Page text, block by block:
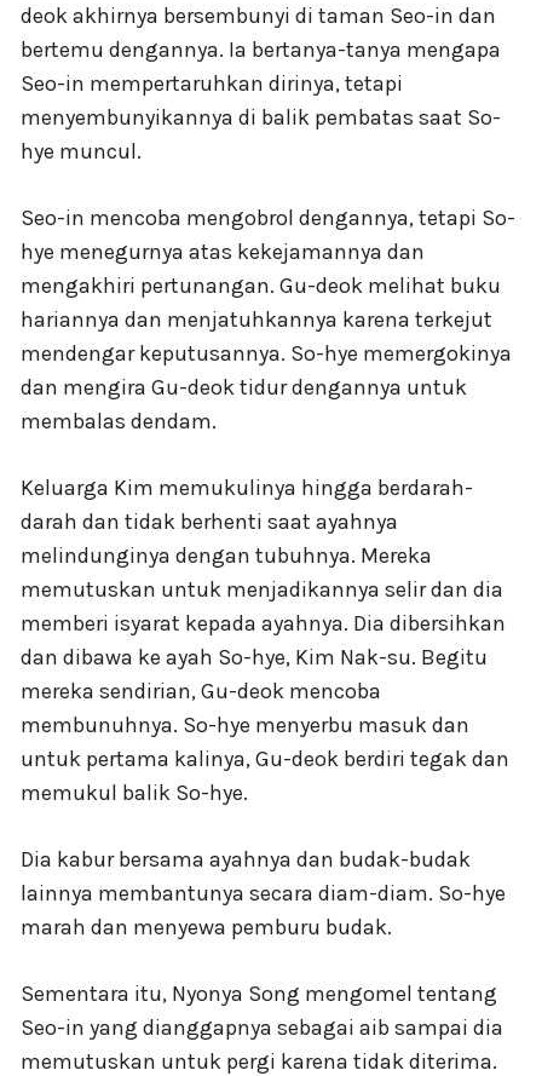
deok akhirnya bersembunyi di taman Seo-in dan
bertemu dengannya. Ia bertanya-tanya mengapa
Seo-in mempertaruhkan dirinya, tetapi
menyembunyikannya di balik pembatas saat So-
hye muncul.
Seo-in mencoba mengobrol dengannya, tetapi So-
hye menegurnya atas kekejamannya dan
mengakhiri pertunangan. Gu-deok melihat buku
hariannya dan menjatuhkannya karena terkejut
mendengar keputusannya. So-hye memergokinya
dan mengira Gu-deok tidur dengannya untuk
membalas dendam.
Keluarga Kim memukulinya hingga berdarah-
darah dan tidak berhenti saat ayahnya
melindunginya dengan tubuhnya. Mereka
memutuskan untuk menjadikannya selir dan dia
memberi isyarat kepada ayahnya. Dia dibersihkan
dan dibawa ke ayah So-hye, Kim Nak-su. Begitu
mereka sendirian, Gu-deok mencoba
membunuhnya. So-hye menyerbu masuk dan
untuk pertama kalinya, Gu-deok berdiri tegak dan
memukul balik So-hye.
Dia kabur bersama ayahnya dan budak-budak
lainnya membantunya secara diam-diam. So-hye
marah dan menyewa pemburu budak.
Sementara itu, Nyonya Song mengomel tentang
Seo-in yang dianggapnya sebagai aib sampai dia
memutuskan untuk pergi karena tidak diterima.